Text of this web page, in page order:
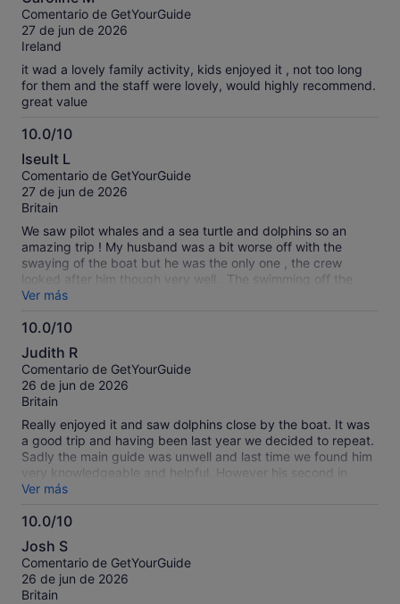
out of 10, I would have to say it was a 10 out of 10
experience for me.
sobre
10
Comentario de GetYourGuide
27 de jun de 2026
Ireland
it wad a lovely family activity, kids enjoyed it , not too long
for them and the staff were lovely, would highly recommend.
great value
10.0/10
10.0
sobre
10
Iseult L
Comentario de GetYourGuide
27 de jun de 2026
Britain
We saw pilot whales and a sea turtle and dolphins so an
amazing trip ! My husband was a bit worse off with the
swaying of the boat but he was the only one , the crew
looked after him though very well . The swimming off the
boat was fantastic to be out in deep water and dive in or
jump off the boat was fab ! I’d recommend this trip to
everyone!!!
Ver más
10.0/10
10.0
sobre
10
Judith R
Comentario de GetYourGuide
26 de jun de 2026
Britain
Really enjoyed it and saw dolphins close by the boat. It was
a good trip and having been last year we decided to repeat.
Sadly the main guide was unwell and last time we found him
very knowledgeable and helpful. However his second in
command did a good job despite taking over at short notice.
A really family friendly trip and I would recommend it
Ver más
10.0/10
10.0
sobre
10
Josh S
Comentario de GetYourGuide
26 de jun de 2026
Britain